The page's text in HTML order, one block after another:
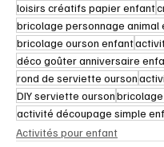
loisirs créatifs papier enfant
bricolage personnage animal
bricolage ourson enfant
déco goûter anniversaire
rond de serviette ourson
DIY serviette ourson
activité découpage simple
Activités pour enfant